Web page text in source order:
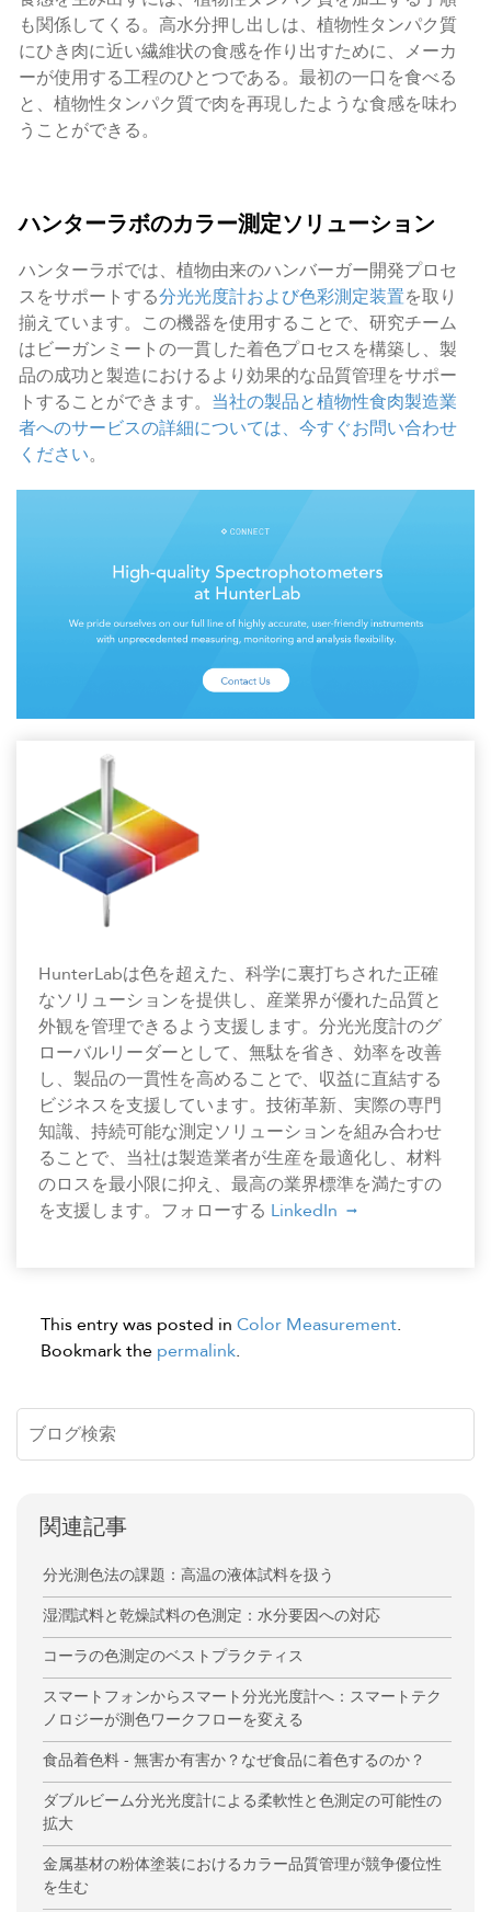
も関係してくる。高水分押し出しは、植物性タンパク質
にひき肉に近い繊維状の食感を作り出すために、メーカ
ーが使用する工程のひとつである。最初の一口を食べる
と、植物性タンパク質で肉を再現したような食感を味わ
うことができる。
ハンターラボのカラー測定ソリューション
ハンターラボでは、植物由来のハンバーガー開発プロセ
スをサポートする分光光度計および色彩測定装置を取り
揃えています。この機器を使用することで、研究チーム
はビーガンミートの一貫した着色プロセスを構築し、製
品の成功と製造におけるより効果的な品質管理をサポー
トすることができます。 当社の製品と植物性食肉製造業
者へのサービスの詳細については、今すぐお問い合わせ
ください。
HunterLabは色を超えた、科学に裏打ちされた正確
なソリューションを提供し、産業界が優れた品質と
外観を管理できるよう支援します。分光光度計のグ
ローバルリーダーとして、無駄を省き、効率を改善
し、製品の一貫性を高めることで、収益に直結する
ビジネスを支援しています。技術革新、実際の専門
知識、持続可能な測定ソリューションを組み合わせ
ることで、当社は製造業者が生産を最適化し、材料
のロスを最小限に抑え、最高の業界標準を満たすの
を支援します。フォローする LinkedIn
This entry was posted in Color Measurement.
Bookmark the permalink.
関連記事
分光測色法の課題：高温の液体試料を扱う
湿潤試料と乾燥試料の色測定：水分要因への対応
コーラの色測定のベストプラクティス
スマートフォンからスマート分光光度計へ：スマートテク
ノロジーが測色ワークフローを変える
食品着色料 - 無害か有害か？なぜ食品に着色するのか？
ダブルビーム分光光度計による柔軟性と色測定の可能性の
拡大
金属基材の粉体塗装におけるカラー品質管理が競争優位性
を生む